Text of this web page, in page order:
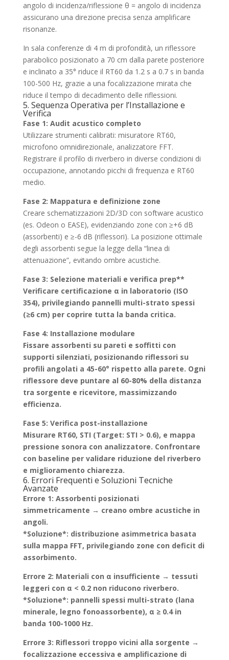
angolo di incidenza/riflessione θ = angolo di incidenza
assicurano una direzione precisa senza amplificare
risonanze.
In sala conferenze di 4 m di profondità, un riflessore
parabolico posizionato a 70 cm dalla parete posteriore
e inclinato a 35° riduce il RT60 da 1.2 s a 0.7 s in banda
100-500 Hz, grazie a una focalizzazione mirata che
riduce il tempo di decadimento delle riflessioni.
5. Sequenza Operativa per l’Installazione e
Verifica
Fase 1: Audit acustico completo
Utilizzare strumenti calibrati: misuratore RT60,
microfono omnidirezionale, analizzatore FFT.
Registrare il profilo di riverbero in diverse condizioni di
occupazione, annotando picchi di frequenza e RT60
medio.
Fase 2: Mappatura e definizione zone
Creare schematizzazioni 2D/3D con software acustico
(es. Odeon o EASE), evidenziando zone con ≥+6 dB
(assorbenti) e ≥-6 dB (riflessori). La posizione ottimale
degli assorbenti segue la legge della “linea di
attenuazione”, evitando ombre acustiche.
Fase 3: Selezione materiali e verifica prep**
Verificare certificazione α in laboratorio (ISO
354), privilegiando pannelli multi-strato spessi
(≥6 cm) per coprire tutta la banda critica.
Fase 4: Installazione modulare
Fissare assorbenti su pareti e soffitti con
supporti silenziati, posizionando riflessori su
profili angolati a 45-60° rispetto alla parete. Ogni
riflessore deve puntare al 60-80% della distanza
tra sorgente e ricevitore, massimizzando
efficienza.
Fase 5: Verifica post-installazione
Misurare RT60, STI (Target: STI > 0.6), e mappa
pressione sonora con analizzatore. Confrontare
con baseline per validare riduzione del riverbero
e miglioramento chiarezza.
6. Errori Frequenti e Soluzioni Tecniche
Avanzate
Errore 1: Assorbenti posizionati
simmetricamente → creano ombre acustiche in
angoli.
*Soluzione*: distribuzione asimmetrica basata
sulla mappa FFT, privilegiando zone con deficit di
assorbimento.
Errore 2: Materiali con α insufficiente → tessuti
leggeri con α < 0.2 non riducono riverbero.
*Soluzione*: pannelli spessi multi-strato (lana
minerale, legno fonoassorbente), α ≥ 0.4 in
banda 100-1000 Hz.
Errore 3: Riflessori troppo vicini alla sorgente →
focalizzazione eccessiva e amplificazione di